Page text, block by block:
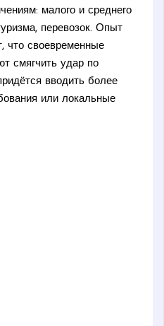
малого и среднего
перевозок. Опыт
что своевременные
смягчить удар по
вводить более
или локальные